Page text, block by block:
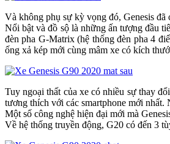
Và không phụ sự kỳ vọng đó, Genesis đã
Nổi bật và đồ sộ là những ấn tượng đầu
đèn pha G-Matrix (hệ thống đèn pha 4
ống xả kép mới cùng mâm xe có kích
Tuy ngoại thất của xe có nhiều sự thay
tương thích với các smartphone mới
Một số công nghệ hiện đại mới mà
Về hệ thống truyền động, G20 có đến 3